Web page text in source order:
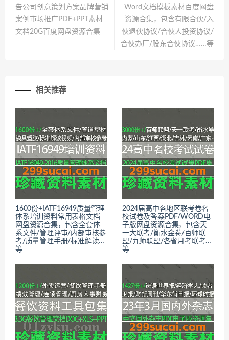
告公司创意策划方案品牌营销
案例市场推广PDF+PPT素材
文档20G百度网盘资源合集
Word文档模板素材百度网盘
资源合集，包含有限合伙/入
伙退伙协议/合伙人投资协议/
合伙办厂/股东合伙协议……等
相关推荐
1600份+IATF16949质量管理
体系培训资料常用表格文档
网盘资源合集，包含全套体
系文件/管理评审/内部审核参
考/质量管理手册/标准解读…
等
2024届高中各地区联考卷名
校试卷及答案PDF/WORD电
子版网盘资源合集，包含天
一大联考/衡水金卷/百师联
盟/九师联盟/各省月考联考…
等